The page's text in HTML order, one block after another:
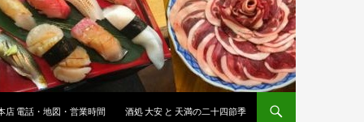
店 電話・地図・営業時間 酒処 大安 と 天満の二十四節季